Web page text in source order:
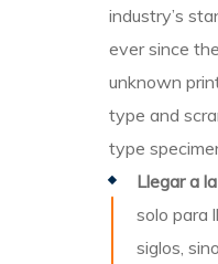
industry’s
ever since
unknown
type and
type
Llegar a
solo para
siglos,